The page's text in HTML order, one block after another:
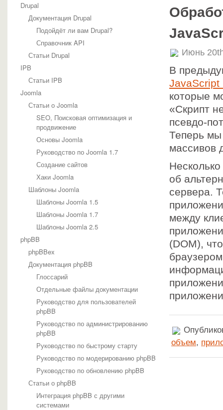
Drupal
Документация Drupal
Подойдёт ли вам Drupal?
Справочник API
Статьи Drupal
IPB
Статьи IPB
Joomla
Статьи о Joomla
SEO, Поисковая оптимизация и
продвижение
Основы Joomla
Руководство по Joomla 1.7
Создание сайтов
Хаки Joomla
Шаблоны Joomla
Шаблоны Joomla 1.5
Шаблоны Joomla 1.7
Шаблоны Joomla 2.5
phpBB
phpBBex
Документация phpBB
Глоссарий
Отдельные файлы документации
Руководство для пользователей
phpBB
Руководство по администрированию
phpBB
Руководство по быстрому старту
Руководство по модерированию phpBB
Руководство по обновлению phpBB
Статьи о phpBB
Интеграция phpBB с другими
системами
Июнь
В
JavaScript
которые
«Скрипт
псевдо-
Теперь мы
массивов
об
сервера.
между
(DOM),
объем,